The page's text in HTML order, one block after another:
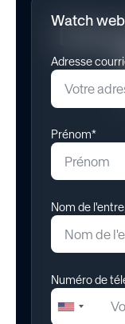
Watch
Adresse
Prénom*
Nom de
Numéro de
United